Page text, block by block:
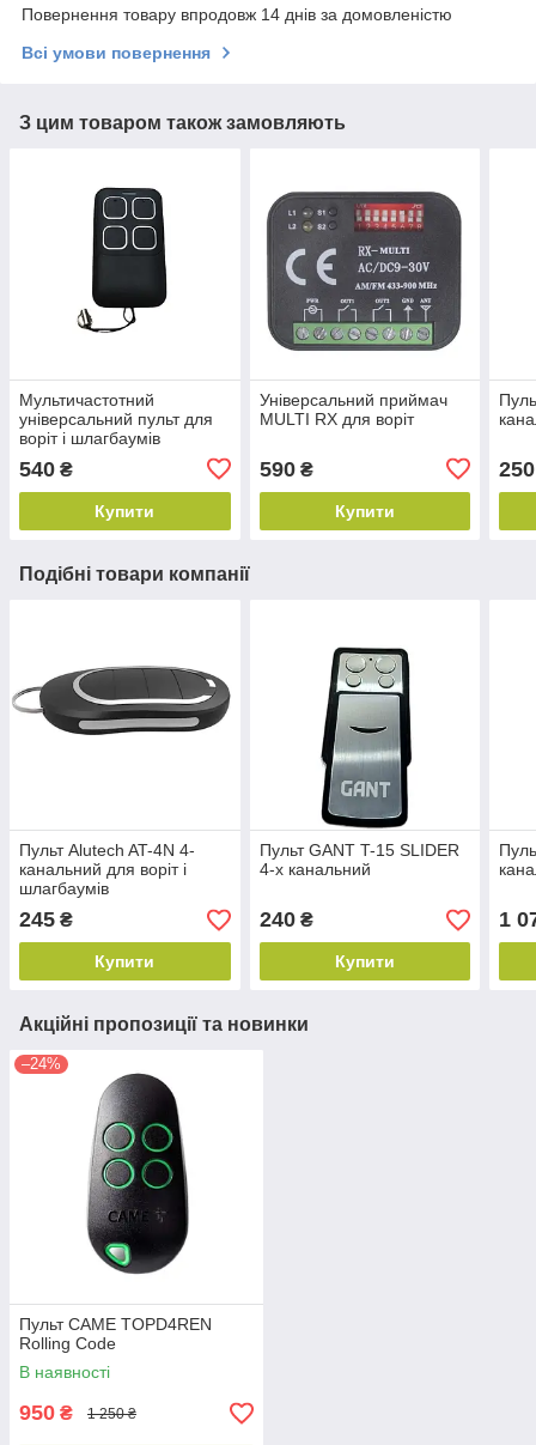
Повернення товару впродовж 14 днів за домовленістю
Всі умови повернення
З цим товаром також замовляють
Мультичастотний
універсальний пульт для
воріт і шлагбаумів
540 ₴
Купити
Універсальний приймач
MULTI RX для воріт
590₴
Купити
250
Подібні товари компанії
Пульт Alutech AT-4N 4-
канальний для воріт і
шлагбаумів
245 ₴
Купити
Пульт GANT T-15 SLIDER
4-х канальний
240₴
Купити
1
Акційні пропозиції та новинки
–24%
Пульт CAME TOPD4REN
Rolling Code
В наявності
950 ₴ 1 250 ₴